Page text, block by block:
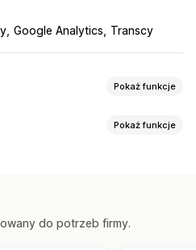
Google Analytics Transcy
Pokaż funkcje
Pokaż funkcje
HTML
do potrzeb firmy.